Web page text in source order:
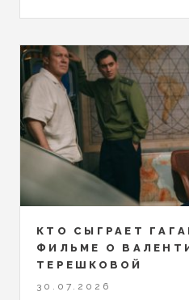
КТО СЫГРАЕТ
ФИЛЬМЕ О
ТЕРЕШКОВОЙ
30.07.2026